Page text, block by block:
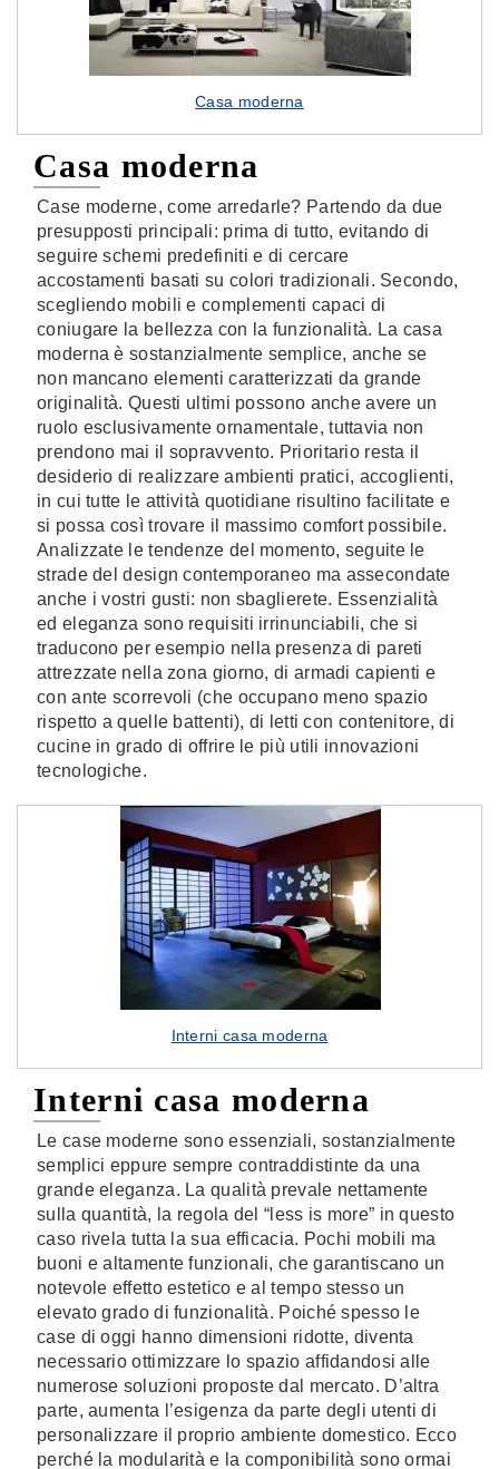
Casa moderna
Casa moderna
Case moderne, come arredarle? Partendo da due
presupposti principali: prima di tutto, evitando di
seguire schemi predefiniti e di cercare
accostamenti basati su colori tradizionali. Secondo,
scegliendo mobili e complementi capaci di
coniugare la bellezza con la funzionalità. La casa
moderna è sostanzialmente semplice, anche se
non mancano elementi caratterizzati da grande
originalità. Questi ultimi possono anche avere un
ruolo esclusivamente ornamentale, tuttavia non
prendono mai il sopravvento. Prioritario resta il
desiderio di realizzare ambienti pratici, accoglienti,
in cui tutte le attività quotidiane risultino facilitate e
si possa così trovare il massimo comfort possibile.
Analizzate le tendenze del momento, seguite le
strade del design contemporaneo ma assecondate
anche i vostri gusti: non sbaglierete. Essenzialità
ed eleganza sono requisiti irrinunciabili, che si
traducono per esempio nella presenza di pareti
attrezzate nella zona giorno, di armadi capienti e
con ante scorrevoli (che occupano meno spazio
rispetto a quelle battenti), di letti con contenitore, di
cucine in grado di offrire le più utili innovazioni
tecnologiche.
Interni casa moderna
Interni casa moderna
Le case moderne sono essenziali, sostanzialmente
semplici eppure sempre contraddistinte da una
grande eleganza. La qualità prevale nettamente
sulla quantità, la regola del “less is more” in questo
caso rivela tutta la sua efficacia. Pochi mobili ma
buoni e altamente funzionali, che garantiscano un
notevole effetto estetico e al tempo stesso un
elevato grado di funzionalità. Poiché spesso le
case di oggi hanno dimensioni ridotte, diventa
necessario ottimizzare lo spazio affidandosi alle
numerose soluzioni proposte dal mercato. D’altra
parte, aumenta l’esigenza da parte degli utenti di
personalizzare il proprio ambiente domestico. Ecco
perché la modularità e la componibilità sono ormai